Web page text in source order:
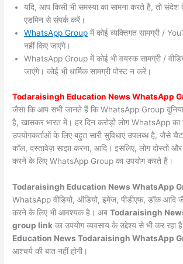
यदि, आप किसी भी समस्या का सामना करते हैं, तो
एडमिन से संपर्क करें।
WhatsApp Group में कोई व्यक्तिगत सामग्री /
नहीं किए जाएंगे।
WhatsApp Group में कोई भी वयस्क सामग्री /
जाएंगे। कोई भी धार्मिक सामग्री पोस्ट न करें।
TodaraisinghEducation News WhatsApp
जैसा कि आप सभी जानते हैं कि WhatsApp Group
है, खासकर भारत में। हर दिन करोड़ों लोग WhatsApp
उपयोगकर्ताओं के लिए बहुत सारी सुविधाएं उपलब्ध हैं, जैसे
कॉल, दस्तावेज़ साझा करना, आदि। इसलिए, लोग दोस्तों
करने के लिए WhatsApp Group का उपयोग करते हैं।
Todaraisingh Education News WhatsApp
WhatsApp वीडियो, ऑडियो, इमेज, पीडीएफ, डॉक आदि
करने के लिए भी आवश्यक है। अबTodaraisingh
group link का उपयोग व्यवसाय के उद्देश्य से भी कर रहा
Education News Todaraisingh WhatsApp
आश्चर्य की बात नहीं होगी।